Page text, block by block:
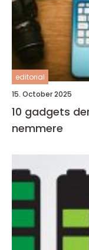
editorial
15. October 2025
10 gadgets
nemmere